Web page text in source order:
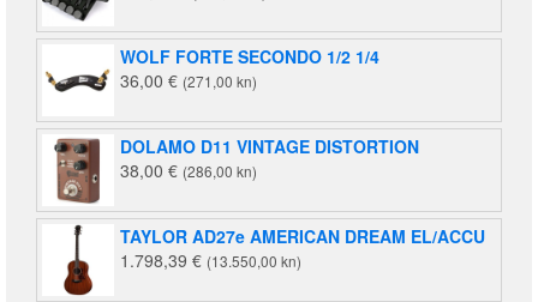
WOLF FORTE SECONDO 1/2 1/4
36,00 € (271,00 kn)
DOLAMO D11 VINTAGE DISTORTION
38,00 € (286,00 kn)
TAYLOR AD27e AMERICAN DREAM EL/ACCU
1.798,39 € (13.550,00 kn)